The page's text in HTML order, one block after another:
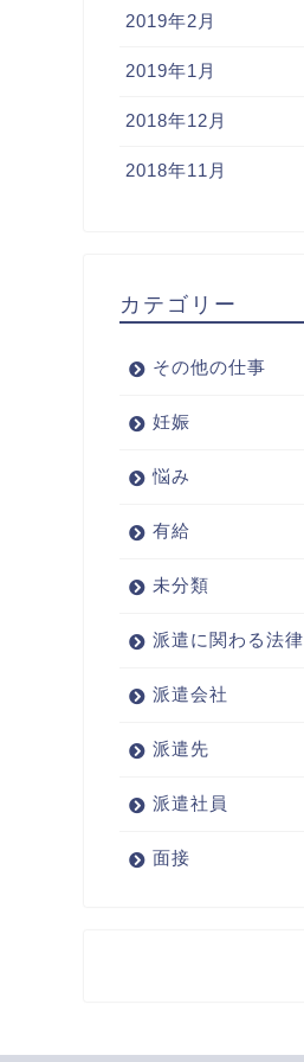
2019年2月
2019年1月
2018年12月
2018年11月
カテゴリー
その他の仕事
妊娠
悩み
有給
未分類
派遣に関わる法律
派遣会社
派遣先
派遣社員
面接